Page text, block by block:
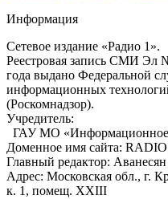
Информация
Сетевое издание «Радио 1».
Реестровая запись СМИ Эл
года выдано Федеральной
информационных
(Роскомнадзор).
Учредитель:
ГАУ МО «Информационное
Доменное имя сайта:
Главный редактор:
Адрес: Московская обл., г.
к. 1, помещ. XXIII